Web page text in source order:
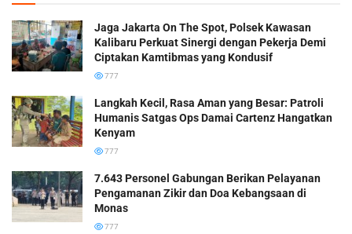
Jaga Jakarta On The Spot, Polsek Kawasan
Kalibaru Perkuat Sinergi dengan Pekerja Demi
Ciptakan Kamtibmas yang Kondusif
777
Langkah Kecil, Rasa Aman yang Besar: Patroli
Humanis Satgas Ops Damai Cartenz Hangatkan
Kenyam
777
7.643 Personel Gabungan Berikan Pelayanan
Pengamanan Zikir dan Doa Kebangsaan di
Monas
777